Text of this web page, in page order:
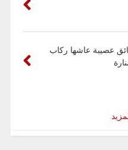
عصيبة عاشها ركاب